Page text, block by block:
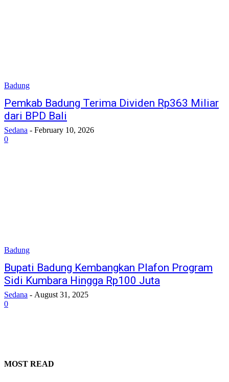
Badung
Pemkab Badung Terima Dividen Rp363 Miliar
dari BPD Bali
Sedana - February 10, 2026
0
Badung
Bupati Badung Kembangkan Plafon Program
Sidi Kumbara Hingga Rp100 Juta
Sedana - August 31, 2025
0
MOST READ